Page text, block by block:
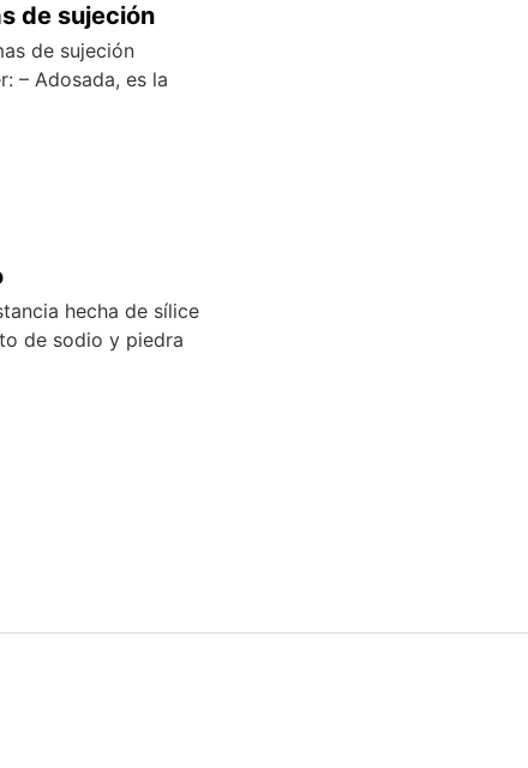
de sujeción
de sujeción
– Adosada, es la
hecha de sílice
de sodio y piedra